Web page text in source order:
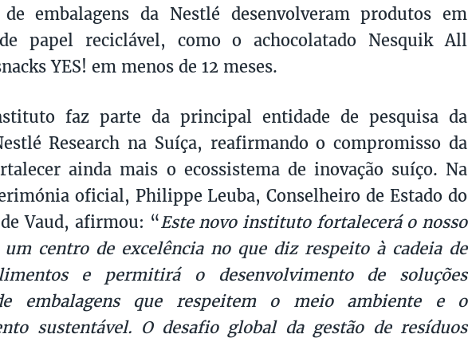
de embalagens da Nestlé desenvolveram produtos em
papel reciclável, como o achocolatado Nesquik All
YES! em menos de 12 meses.
faz parte da principal entidade de pesquisa da
Research na Suíça, reafirmando o compromisso da
ainda mais o ecossistema de inovação suíço. Na
oficial, Philippe Leuba, Conselheiro de Estado do
Vaud, afirmou: “Este novo instituto fortalecerá o nosso
um centro de excelência no que diz respeito à cadeia de
e permitirá o desenvolvimento de soluções
embalagens que respeitem o meio ambiente e o
sustentável. O desafio global da gestão de resíduos